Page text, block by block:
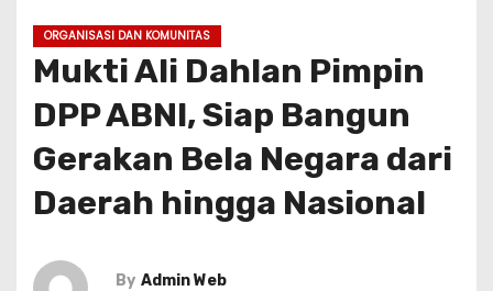
ORGANISASI DAN KOMUNITAS
Mukti Ali Dahlan Pimpin
DPP ABNI, Siap Bangun
Gerakan Bela Negara dari
Daerah hingga Nasional
By Admin Web